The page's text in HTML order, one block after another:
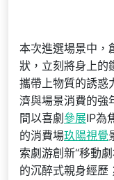
本次進選場景中，
狀，立刻將身上的
攜帶上物質的誘惑
濟與場景消費的強
間以喜劇 參展IP為
的消費場玖陽視覺
索劇游創新“移動
的沉醉式親身經歷